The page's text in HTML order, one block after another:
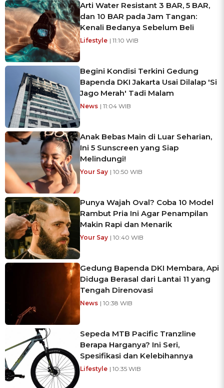
Arti Water Resistant 3 BAR, 5 BAR,
dan 10 BAR pada Jam Tangan:
Kenali Bedanya Sebelum Beli
Lifestyle | 11:10 WIB
Begini Kondisi Terkini Gedung
Bapenda DKI Jakarta Usai Dilalap 'Si
Jago Merah' Tadi Malam
News | 11:04 WIB
Anak Bebas Main di Luar Seharian,
Ini 5 Sunscreen yang Siap
Melindungi!
Your Say | 10:50 WIB
Punya Wajah Oval? Coba 10 Model
Rambut Pria Ini Agar Penampilan
Makin Rapi dan Menarik
Your Say | 10:40 WIB
Gedung Bapenda DKI Membara, Api
Diduga Berasal dari Lantai 11 yang
Tengah Direnovasi
News | 10:38 WIB
Sepeda MTB Pacific Tranzline
Berapa Harganya? Ini Seri,
Spesifikasi dan Kelebihannya
Lifestyle | 10:35 WIB